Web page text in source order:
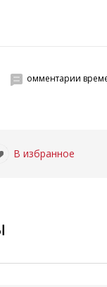
омментарии
В избранное